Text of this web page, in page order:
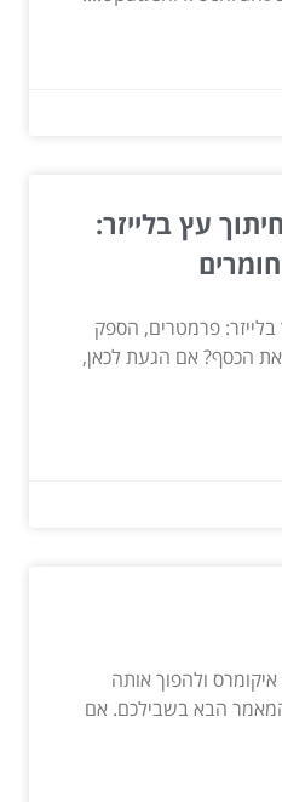
עץ בלייזר:
בלייזר: פרמטרים, הספק
הכסף? אם הגעת לכאן,
ולהפוך אותה
הבא בשבילכם. אם